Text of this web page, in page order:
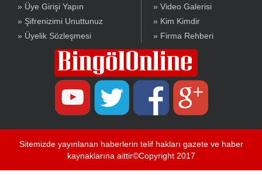
» Üye Girişi Yapın
» Şifrenizimi Unuttunuz
» Üyelik Sözleşmesi
» Video Galerisi
» Kim Kimdir
» Firma Rehberi
Sitemizde yayınlanan haberlerin telif hakları gazete ve haber
kaynaklarına aittir©Copyright 2017